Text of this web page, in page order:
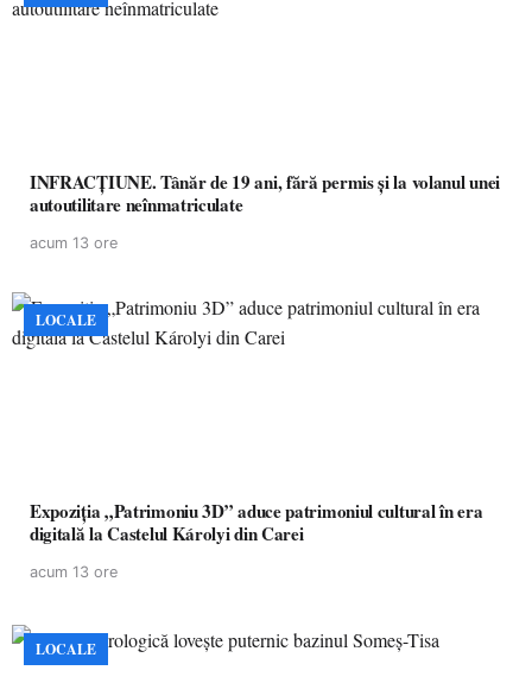
INFRACȚIUNE. Tânăr de 19 ani, fără permis și la volanul unei
autoutilitare neînmatriculate
acum 13 ore
LOCALE
Expoziția „Patrimoniu 3D” aduce patrimoniul cultural în era
digitală la Castelul Károlyi din Carei
acum 13 ore
LOCALE